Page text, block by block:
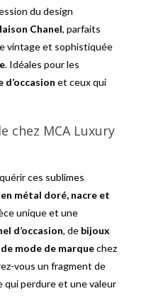
du design
Chanel, parfaits
vintage et sophistiquée
. Idéales pour les
d’occasion et ceux qui
chez MCA Luxury
ces sublimes
métal doré, nacre et
unique et une
d’occasion, de bijoux
mode de marquechez
vous un fragment de
qui perdure et une valeur